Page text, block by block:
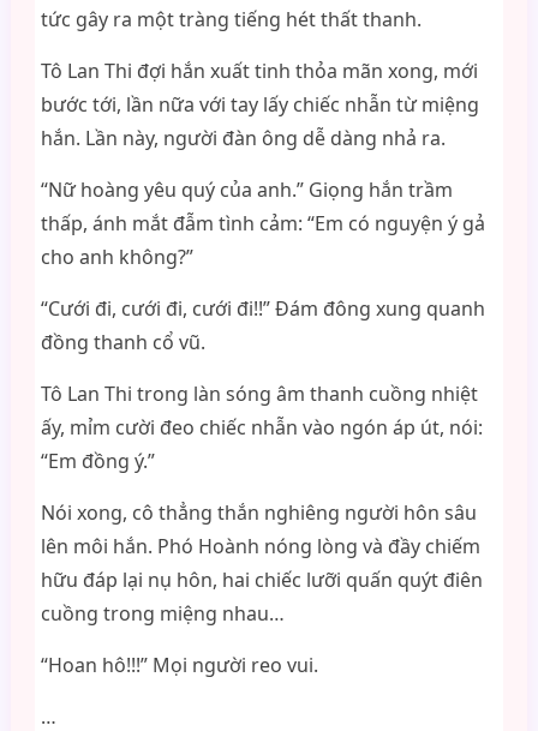
tức gây ra một tràng tiếng hét thất thanh.
Tô Lan Thi đợi hắn xuất tinh thỏa mãn xong, mới
bước tới, lần nữa với tay lấy chiếc nhẫn từ miệng
hắn. Lần này, người đàn ông dễ dàng nhả ra.
“Nữ hoàng yêu quý của anh.” Giọng hắn trầm
thấp, ánh mắt đẫm tình cảm: “Em có nguyện ý gả
cho anh không?”
“Cưới đi, cưới đi, cưới đi!!” Đám đông xung quanh
đồng thanh cổ vũ.
Tô Lan Thi trong làn sóng âm thanh cuồng nhiệt
ấy, mỉm cười đeo chiếc nhẫn vào ngón áp út, nói:
“Em đồng ý.”
Nói xong, cô thẳng thắn nghiêng người hôn sâu
lên môi hắn. Phó Hoành nóng lòng và đầy chiếm
hữu đáp lại nụ hôn, hai chiếc lưỡi quấn quýt điên
cuồng trong miệng nhau…
“Hoan hô!!!” Mọi người reo vui.
…